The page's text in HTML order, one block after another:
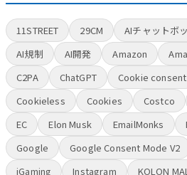
11STREET 29CM AIチャットボ
AI規制
AI開発 Amazon
C2PA
ChatGPT Cookie consent
Cookieless
Cookies Costco
EC
Elon Musk EmailMonks
Google
Google Consent Mode V2
iGaming
Instagram KOLON